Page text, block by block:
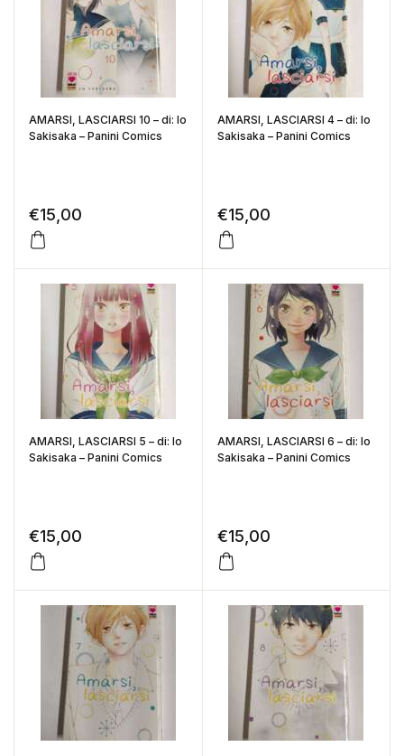
AMARSI, LASCIARSI 10 – di: Io
Sakisaka – Panini Comics
€15,00
AMARSI, LASCIARSI 4 – di: Io
Sakisaka – Panini Comics
€15,00
AMARSI, LASCIARSI 5 – di: Io
Sakisaka – Panini Comics
€15,00
AMARSI, LASCIARSI 6 – di: Io
Sakisaka – Panini Comics
€15,00